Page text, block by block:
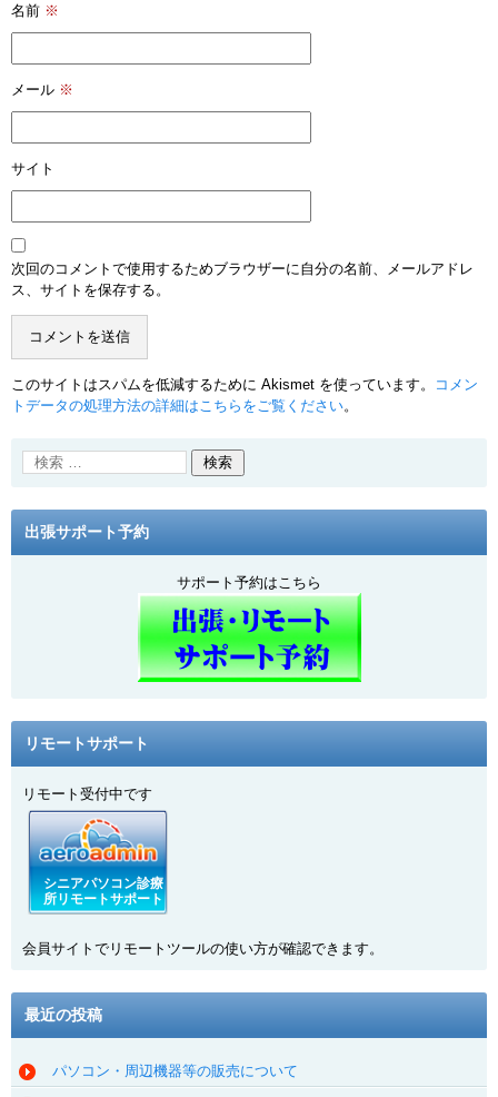
名前 ※
メール ※
サイト
次回のコメントで使用するためブラウザーに自分の名前、メールアドレ
ス、サイトを保存する。
このサイトはスパムを低減するために Akismet を使っています。
コメン
トデータの処理方法の詳細はこちらをご覧ください。
出張サポート予約
サポート予約はこちら
リモートサポート
リモート受付中です
シニアパソコン診療
所リモートサポート
会員サイトでリモートツールの使い方が確認できます。
最近の投稿
パソコン・周辺機器等の販売について